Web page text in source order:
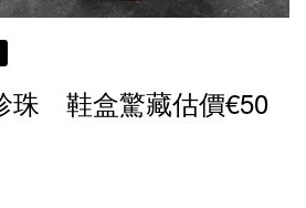
珠 鞋盒驚藏估價€50